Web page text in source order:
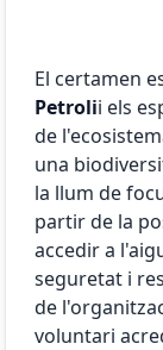
El certamen
Petrolii els
de
una
la llum de
partir de la
accedir a
seguretat i
de
voluntari